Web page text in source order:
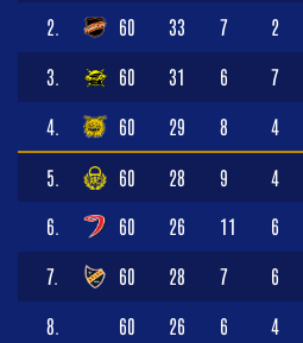
2. 60 33 7 2
3. 60 31 6 7
4. 60 29 8 4
5. 60 28 9 4
6. 60 26 11 6
7. 60 28 7 6
8. 60 26 6 4